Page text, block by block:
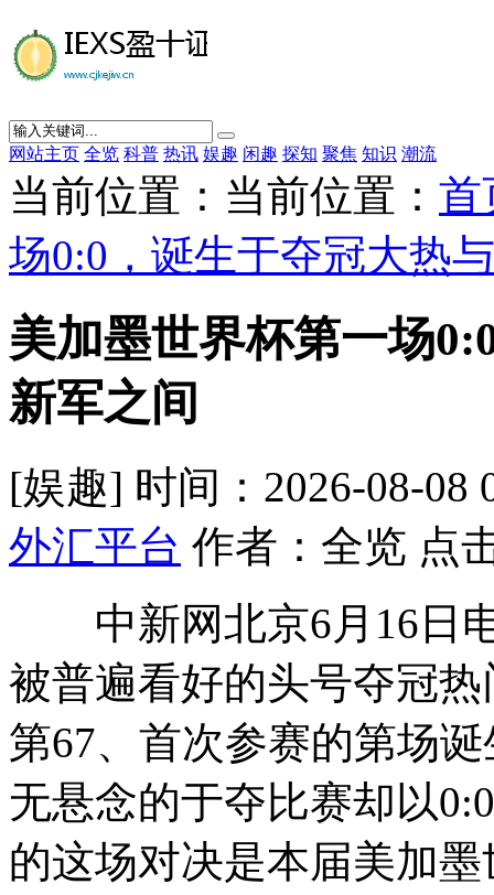
网站主页 全览 科普 热讯 娱趣 闲趣 探知 聚焦 知识 潮流
当前位置：当前位置： 首
场0:0，诞生于夺冠大热
美加墨世界杯第一场
新军之间
[娱趣] 时间：2026-08-08
外汇平台 作者：全览 点
中新网北京6月16日电
被普遍看好的头号夺冠
第67、首次参赛的第场诞
无悬念的于夺比赛却以
的这场对决是本届美加